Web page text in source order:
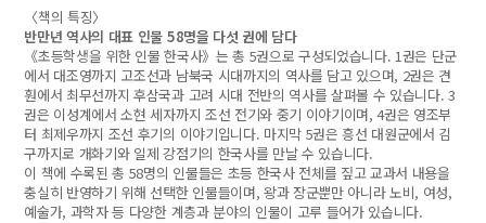
〈책의 특징〉
반만년 역사의 대표 인물 58명을 다섯 권에 담다
《초등학생을 위한 인물 한국사》는 총 5권으로 구성되었습니다. 1권은 단군
에서 대조영까지 고조선과 남북국 시대까지의 역사를 담고 있으며, 2권은 견
훤에서 최무선까지 후삼국과 고려 시대 전반의 역사를 살펴볼 수 있습니다. 3
권은 이성계에서 소현 세자까지 조선 전기와 중기 이야기이며, 4권은 영조부
터 최제우까지 조선 후기의 이야기입니다. 마지막 5권은 흥선 대원군에서 김
구까지로 개화기와 일제 강점기의 한국사를 만날 수 있습니다.
이 책에 수록된 총 58명의 인물들은 초등 한국사 전체를 짚고 교과서 내용을
충실히 반영하기 위해 선택한 인물들이며, 왕과 장군뿐만 아니라 노비, 여성,
예술가, 과학자 등 다양한 계층과 분야의 인물이 고루 들어가 있습니다.